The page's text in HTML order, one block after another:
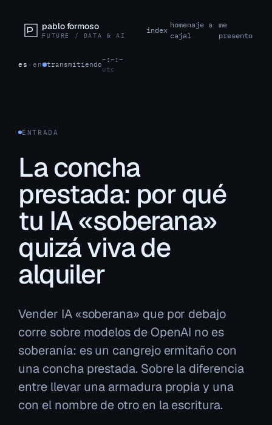
pablo formoso
FUTURE / DATA & AI
index
homenaje a
cajal
me
presento
es ·en transmitiendo
–:–:–
utc
ENTRADA
La concha
prestada: por qué
tu IA «soberana»
quizá viva de
alquiler
Vender IA «soberana» que por debajo
corre sobre modelos de OpenAI no es
soberanía: es un cangrejo ermitaño con
una concha prestada. Sobre la diferencia
entre llevar una armadura propia y una
con el nombre de otro en la escritura.